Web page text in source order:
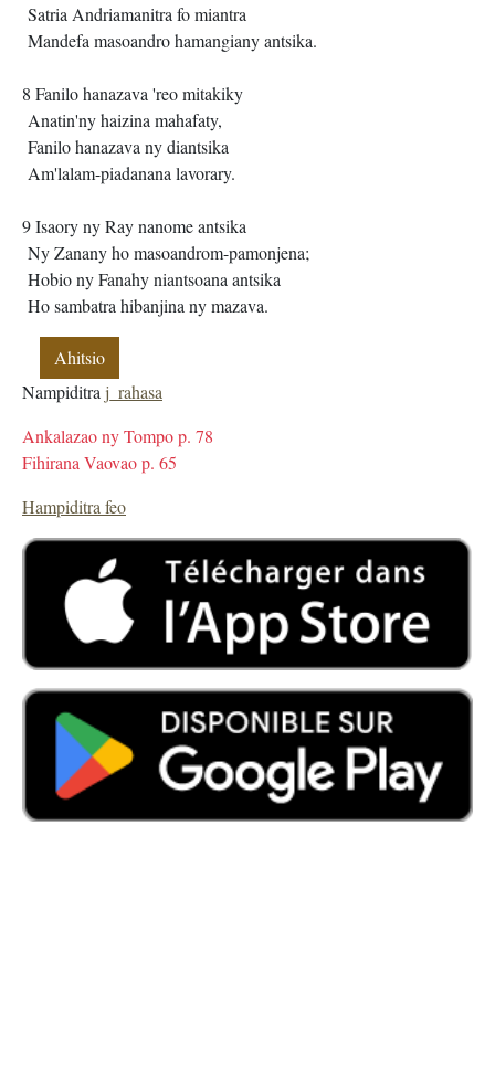
Satria Andriamanitra fo miantra
Mandefa masoandro hamangiany antsika.
8 Fanilo hanazava 'reo mitakiky
Anatin'ny haizina mahafaty,
Fanilo hanazava ny diantsika
Am'lalam-piadanana lavorary.
9 Isaory ny Ray nanome antsika
Ny Zanany ho masoandrom-pamonjena;
Hobio ny Fanahy niantsoana antsika
Ho sambatra hibanjina ny mazava.
Ahitsio
Nampiditra j_rahasa
Ankalazao ny Tompo p. 78
Fihirana Vaovao p. 65
Hampiditra feo